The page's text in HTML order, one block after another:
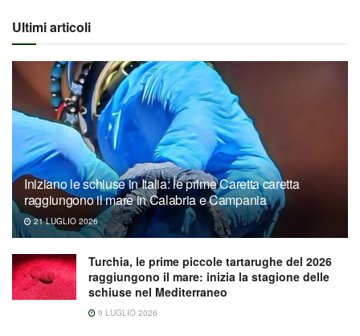
Ultimi articoli
Iniziano le schiuse in Italia: le prime Caretta caretta
raggiungono il mare in Calabria e Campania
21 LUGLIO 2026
Turchia, le prime piccole tartarughe del 2026
raggiungono il mare: inizia la stagione delle
schiuse nel Mediterraneo
9 LUGLIO 2026